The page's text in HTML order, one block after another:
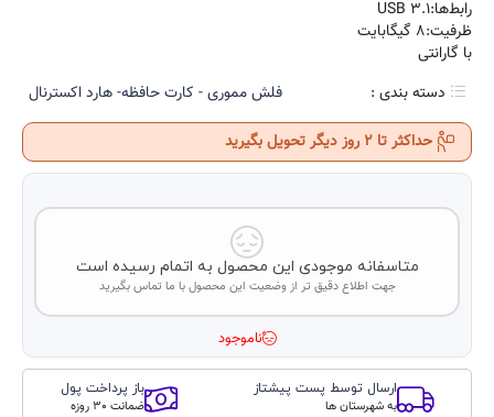
رابط‌ها:USB ۳.۱
ظرفیت:8 گیگابایت
با گارانتی
دسته بندی :
فلش مموری - کارت حافظه- هارد اکسترنال
حداکثر تا 2 روز دیگر تحویل بگیرید
متاسفانه موجودی این محصول به اتمام رسیده است
جهت اطلاع دقیق تر از وضعیت این محصول با ما تماس بگیرید
ناموجود
ارسال توسط پست پیشتاز
به شهرستان ها
باز پرداخت پول
ضمانت 30 روزه